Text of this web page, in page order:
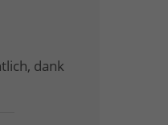
dank